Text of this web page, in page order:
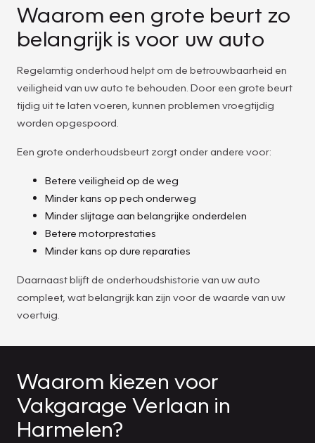
Waarom een grote beurt zo
belangrijk is voor uw auto
Regelamtig onderhoud helpt om de betrouwbaarheid en
veiligheid van uw auto te behouden. Door een grote beurt
tijdig uit te laten voeren, kunnen problemen vroegtijdig
worden opgespoord.
Een grote onderhoudsbeurt zorgt onder andere voor:
Betere veiligheid op de weg
Minder kans op pech onderweg
Minder slijtage aan belangrijke onderdelen
Betere motorprestaties
Minder kans op dure reparaties
Daarnaast blijft de onderhoudshistorie van uw auto
compleet, wat belangrijk kan zijn voor de waarde van uw
voertuig.
Waarom kiezen voor
Vakgarage Verlaan in
Harmelen?